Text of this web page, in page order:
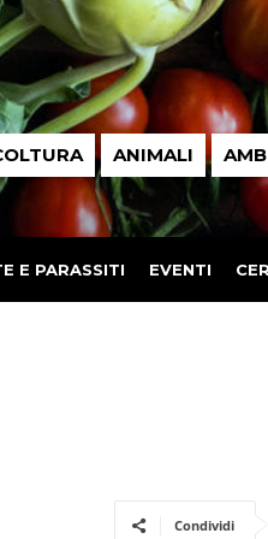
ANIMALI
E PARASSITI EVENTI
Condividi